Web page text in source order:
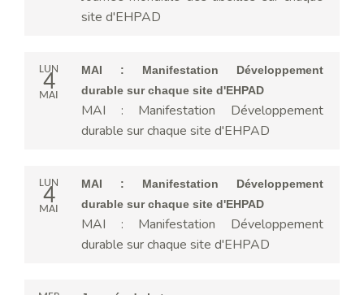
site d'EHPAD
LUN
4
MAI
MAI : Manifestation Développement
durable sur chaque site d'EHPAD
MAI : Manifestation Développement
durable sur chaque site d'EHPAD
LUN
4
MAI
MAI : Manifestation Développement
durable sur chaque site d'EHPAD
MAI : Manifestation Développement
durable sur chaque site d'EHPAD